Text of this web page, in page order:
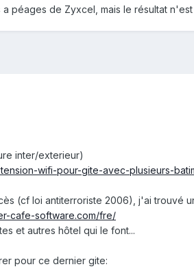
péages de Zyxcel, mais le résultat n'est
inter/exterieur)
wifi-pour-gite-avec-plusieurs-
(cf loi antiterroriste 2006), j'ai trouvé
cafe-software.com/fre/
et autres hôtel qui le font...
pour ce dernier gite: